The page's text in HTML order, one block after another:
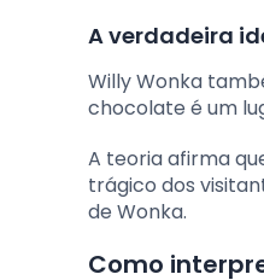
A verdadeira
Willy Wonka
chocolate é um
A teoria afirma
trágico dos
de Wonka.
Como